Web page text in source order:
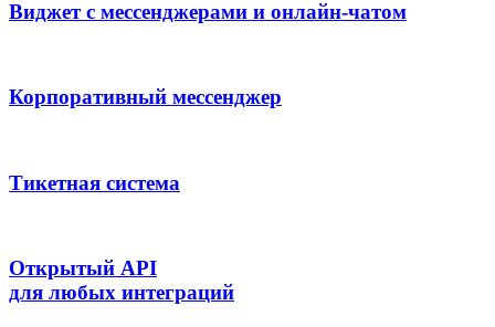
Виджет с мессенджерами и онлайн-чатом
Корпоративный мессенджер
Тикетная система
Открытый API
для любых интеграций